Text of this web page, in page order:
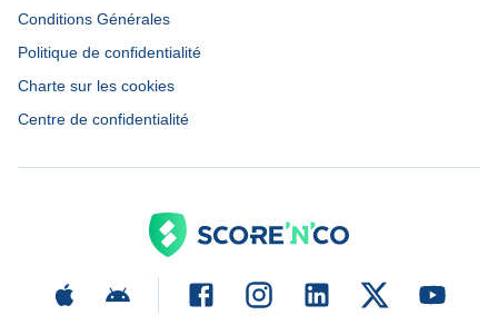
Conditions Générales
Politique de confidentialité
Charte sur les cookies
Centre de confidentialité